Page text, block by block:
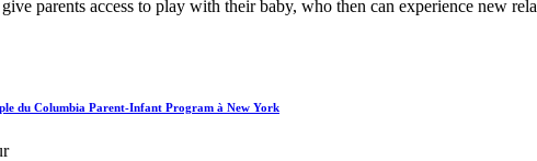
parents access to play with their baby, who then can experience new
du Columbia Parent-Infant Program à New York